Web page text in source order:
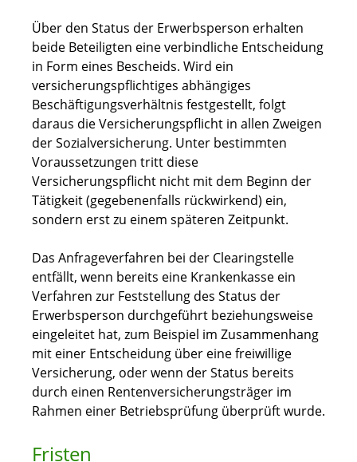
Über den Status der Erwerbsperson erhalten
beide Beteiligten eine verbindliche Entscheidung
in Form eines Bescheids. Wird ein
versicherungspflichtiges abhängiges
Beschäftigungsverhältnis festgestellt, folgt
daraus die Versicherungspflicht in allen Zweigen
der Sozialversicherung. Unter bestimmten
Voraussetzungen tritt diese
Versicherungspflicht nicht mit dem Beginn der
Tätigkeit (gegebenenfalls rückwirkend) ein,
sondern erst zu einem späteren Zeitpunkt.
Das Anfrageverfahren bei der Clearingstelle
entfällt, wenn bereits eine Krankenkasse ein
Verfahren zur Feststellung des Status der
Erwerbsperson durchgeführt beziehungsweise
eingeleitet hat, zum Beispiel im Zusammenhang
mit einer Entscheidung über eine freiwillige
Versicherung, oder wenn der Status bereits
durch einen Rentenversicherungsträger im
Rahmen einer Betriebsprüfung überprüft wurde.
Fristen